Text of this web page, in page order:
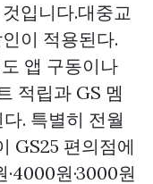
입니다.대중교
이 적용된다.
앱 구동이나
적립과 GS 멤
. 특별히 전월
GS25 편의점에
원·3000원